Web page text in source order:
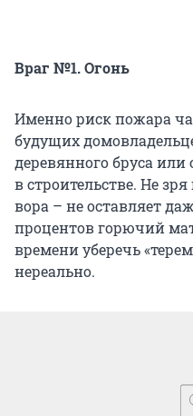
Враг №1. Огонь
Именно риск пожара
будущих
деревянного бруса
в строительстве. Не
вора – не оставляет
процентов горючий
времени уберечь
нереально.